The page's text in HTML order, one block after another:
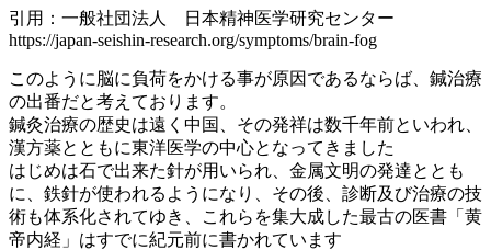
引用：一般社団法人 日本精神医学研究センター
https://japan-seishin-research.org/symptoms/brain-fog
このように脳に負荷をかける事が原因であるならば、鍼治療
の出番だと考えております。
鍼灸治療の歴史は遠く中国、その発祥は数千年前といわれ、
漢方薬とともに東洋医学の中心となってきました
はじめは石で出来た針が用いられ、金属文明の発達ととも
に、鉄針が使われるようになり、その後、診断及び治療の技
術も体系化されてゆき、これらを集大成した最古の医書「黄
帝内経」はすでに紀元前に書かれています